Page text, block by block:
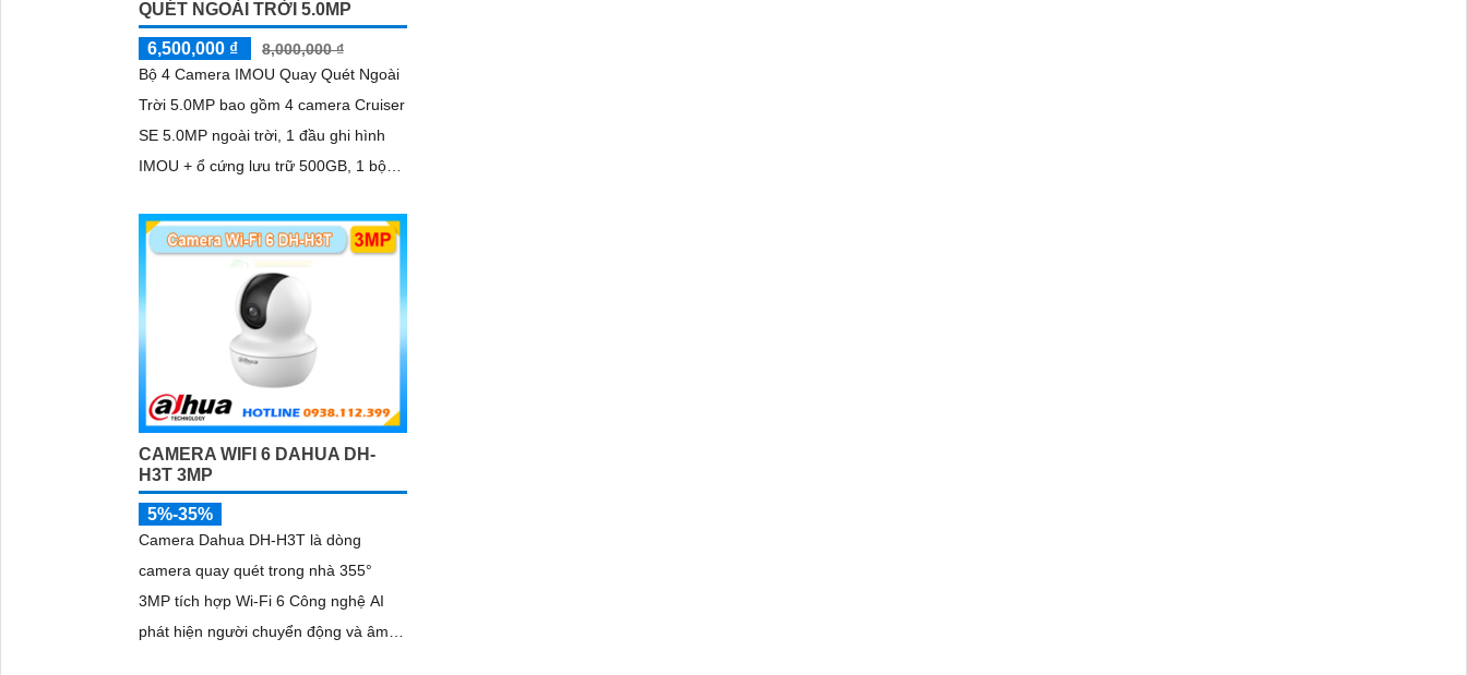
QUÉT NGOÀI TRỜI 5.0MP
6,500,000 ₫
8,000,000 ₫
Bộ 4 Camera IMOU Quay Quét Ngoài
Trời 5.0MP bao gồm 4 camera Cruiser
SE 5.0MP ngoài trời, 1 đầu ghi hình
IMOU + ổ cứng lưu trữ 500GB, 1 bộ
CAMERA WIFI 6 DAHUA DH-
H3T 3MP
5%-35%
Camera Dahua DH-H3T là dòng
camera quay quét trong nhà 355°
3MP tích hợp Wi-Fi 6 Công nghệ AI
phát hiện người chuyển động và âm